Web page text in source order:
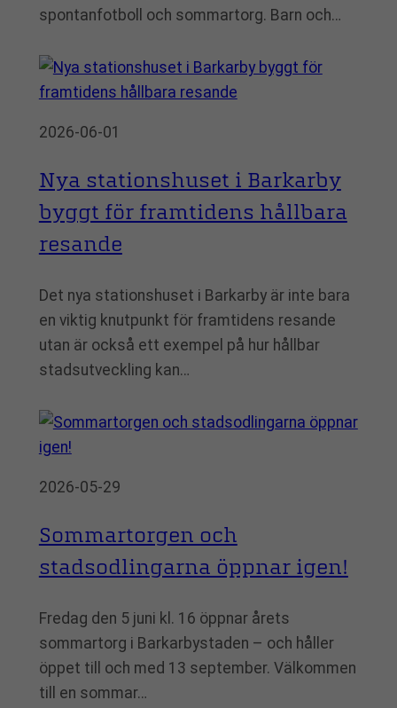
spontanfotboll och sommartorg. Barn och…
2026-06-01
Nya stationshuset i Barkarby
byggt för framtidens hållbara
resande
Det nya stationshuset i Barkarby är inte bara
en viktig knutpunkt för framtidens resande
utan är också ett exempel på hur hållbar
stadsutveckling kan…
2026-05-29
Sommartorgen och
stadsodlingarna öppnar igen!
Fredag den 5 juni kl. 16 öppnar årets
sommartorg i Barkarbystaden – och håller
öppet till och med 13 september. Välkommen
till en sommar…